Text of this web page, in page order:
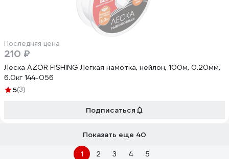
Последняя цена
210 ₽
Леска AZOR FISHING Легкая намотка, нейлон, 100м, 0.20мм,
6.0кг 144-056
5(3)
Подписаться
Показать еще 40
1 2 3 4
5